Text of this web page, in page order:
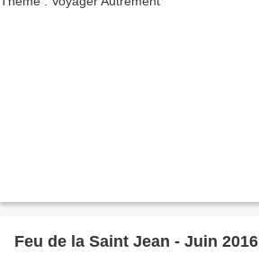
Feu de la Saint Jean - Juin 2016